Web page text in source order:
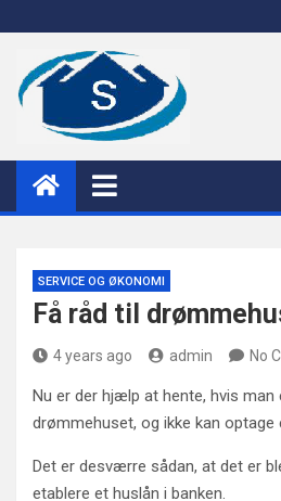
to
content
sacia
SERVICE OG ØKONOMI
Få råd til
4 years ago admin No
Nu er der hjælp at hente, hvis man
drømmehuset, og ikke kan optage
Det er desværre sådan, at det er
etablere et huslån i banken.